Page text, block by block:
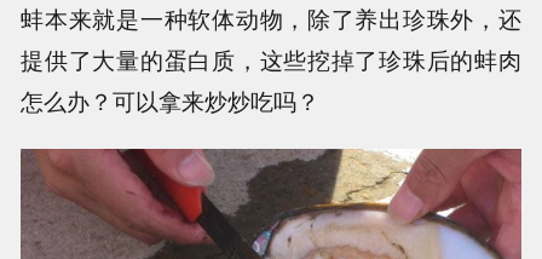
蚌本来就是一种软体动物，除了养出珍珠外，还
提供了大量的蛋白质，这些挖掉了珍珠后的蚌肉
怎么办？可以拿来炒炒吃吗？